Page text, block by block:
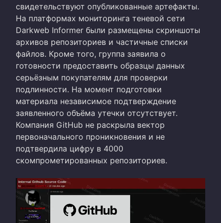
свидетельствуют опубликованные артефакты.
На платформах мониторинга теневой сети
Darkweb Informer были размещены скриншоты
архивов репозиториев и частичные списки
файлов. Кроме того, группа заявила о
готовности предоставить образцы данных
серьёзным покупателям для проверки
подлинности. На момент подготовки
материала независимое подтверждение
заявленного объёма утечки отсутствует.
Компания GitHub не раскрыла вектор
первоначального проникновения и не
подтвердила цифру в 4000
скомпрометированных репозиториев.